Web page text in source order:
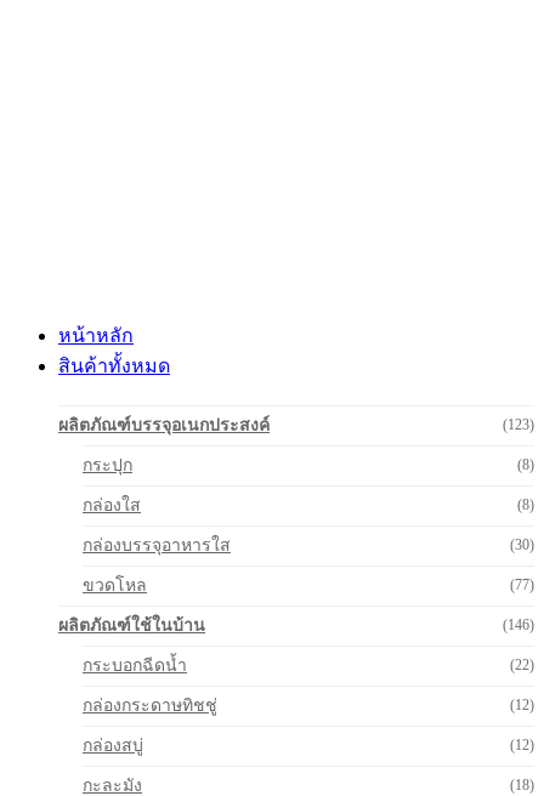
หน้าหลัก
สินค้าทั้งหมด
ผลิตภัณฑ์บรรจุอเนกประสงค์ (123)
กระปุก (8)
กล่องใส (8)
กล่องบรรจุอาหารใส (30)
ขวดโหล (77)
ผลิตภัณฑ์ใช้ในบ้าน (146)
กระบอกฉีดน้ำ (22)
กล่องกระดาษทิชชู่ (12)
กล่องสบู่ (12)
กะละมัง (18)